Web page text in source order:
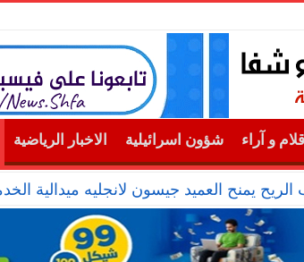
أقلام و آراء شؤون اسرائيلية الاخبار الرياضية
يمنح العميد جيسون لانجليه ميدالية